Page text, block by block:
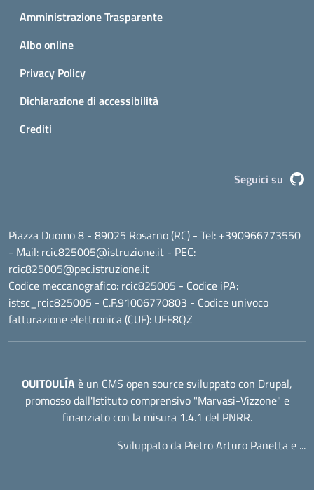
Amministrazione TrasparentePagina attuale
Albo online
Privacy Policy
Dichiarazione di accessibilità
Crediti
Seguici su
Piazza Duomo 8 - 89025 Rosarno (RC) - Tel: +390966773550
- Mail: rcic825005@istruzione.it - PEC:
rcic825005@pec.istruzione.it
Codice meccanografico: rcic825005 - Codice iPA:
istsc_rcic825005 - C.F.91006770803 - Codice univoco
fatturazione elettronica (CUF): UFF8QZ
OUITOULÍAè un CMS open source sviluppato con Drupal,
promosso dall'Istituto comprensivo "Marvasi-Vizzone" e
finanziato con la misura 1.4.1 del PNRR.
Sviluppato da Pietro Arturo Panetta e ...